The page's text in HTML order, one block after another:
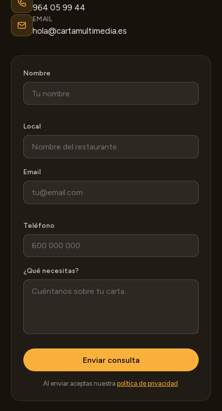
964 05 99 44
EMAIL
hola@cartamultimedia.es
Nombre
Local
Email
Teléfono
¿Qué necesitas?
Enviar consulta
Al enviar aceptas nuestra política de privacidad .